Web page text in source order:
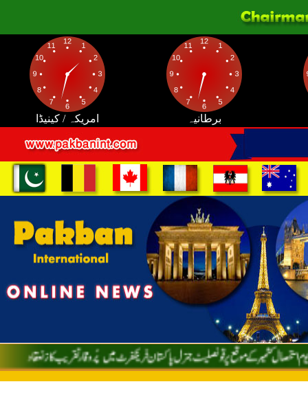
امریکہ / کینیڈا برطانیہ